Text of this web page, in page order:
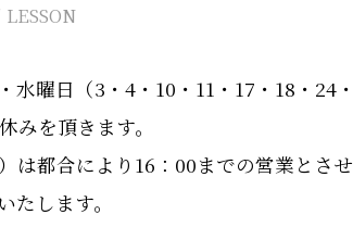
LESSON
水曜日（3・4・10・11・17・18・24
みを頂きます。
は都合により16：00までの営業とさせ
たします。